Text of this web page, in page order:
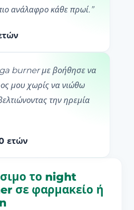
ανάλαφρο κάθε πρωί. ”
burner με βοήθησε να
μου χωρίς να νιώθω
την ηρεμία
ετών
το night
σε φαρμακείο ή